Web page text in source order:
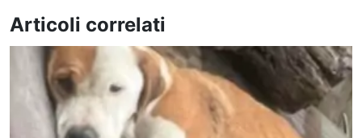
Articoli correlati